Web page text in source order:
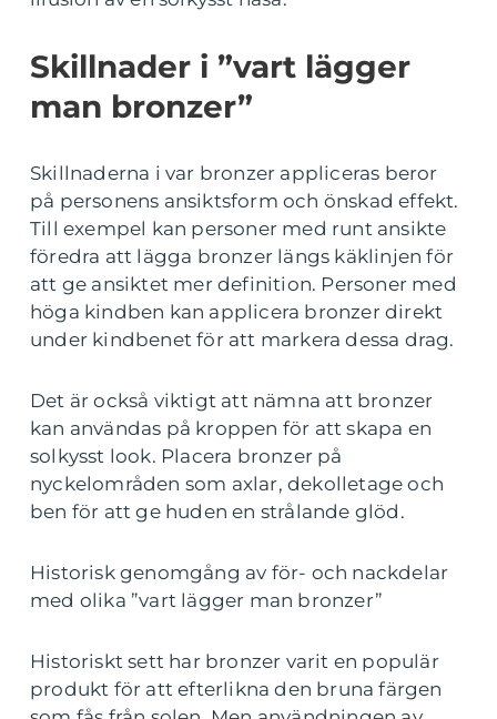
Skillnader i ”vart lägger
man bronzer”
Skillnaderna i var bronzer appliceras beror
på personens ansiktsform och önskad effekt.
Till exempel kan personer med runt ansikte
föredra att lägga bronzer längs käklinjen för
att ge ansiktet mer definition. Personer med
höga kindben kan applicera bronzer direkt
under kindbenet för att markera dessa drag.
Det är också viktigt att nämna att bronzer
kan användas på kroppen för att skapa en
solkysst look. Placera bronzer på
nyckelområden som axlar, dekolletage och
ben för att ge huden en strålande glöd.
Historisk genomgång av för- och nackdelar
med olika ”vart lägger man bronzer”
Historiskt sett har bronzer varit en populär
produkt för att efterlikna den bruna färgen